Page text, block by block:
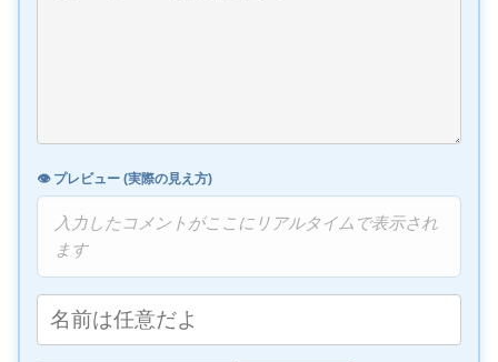
👁️ プレビュー (実際の見え方)
入力したコメントがここにリアルタイムで表示され
ます